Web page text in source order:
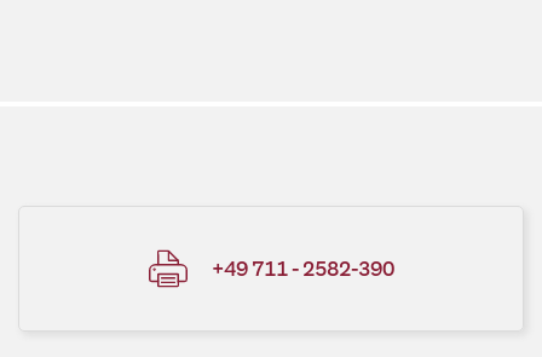
+49 711 - 2582-390